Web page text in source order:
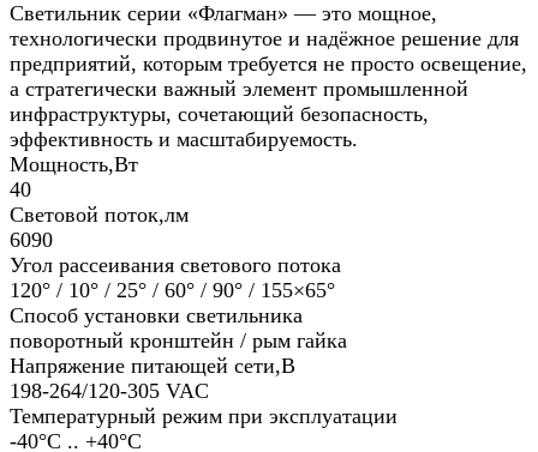
Светильник серии «Флагман» — это мощное,
технологически продвинутое и надёжное решение для
предприятий, которым требуется не просто освещение,
а стратегически важный элемент промышленной
инфраструктуры, сочетающий безопасность,
эффективность и масштабируемость.
Мощность,Вт
40
Световой поток,лм
6090
Угол рассеивания светового потока
120° / 10° / 25° / 60° / 90° / 155×65°
Способ установки светильника
поворотный кронштейн / рым гайка
Напряжение питающей сети,В
198-264/120-305 VAC
Температурный режим при эксплуатации
-40°С .. +40°C